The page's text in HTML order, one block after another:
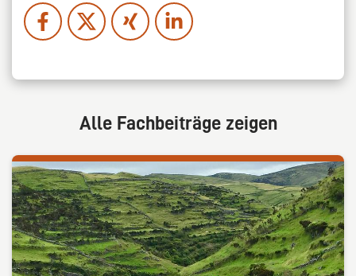
Alle Fachbeiträge zeigen